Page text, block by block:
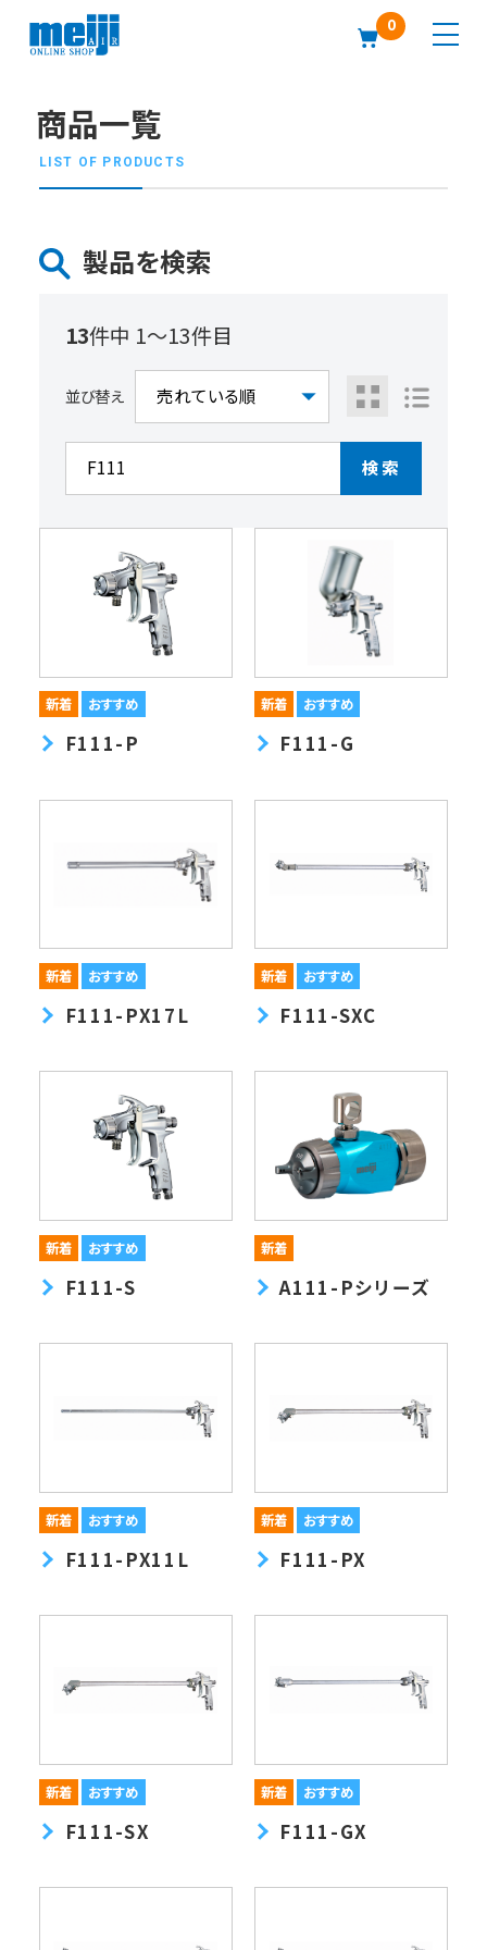
0
商品一覧
LIST OF PRODUCTS
製品を検索
13件中 1〜13件目
並び替え
検索
F111-P F111-G
F111-PX17L F111-SXC
F111-S A111-Pシリーズ
F111-PX11L F111-PX
F111-SX F111-GX